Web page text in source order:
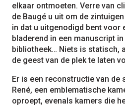
elkaar ontmoeten. Verre van
de Baugé u uit om de
in dat u uitgenodigd bent voor
bladerend in een manuscript
bibliotheek… Niets is statisch,
de geest van de plek te laten
Er is een reconstructie van de
René, een emblematische
oproept, evenals kamers die